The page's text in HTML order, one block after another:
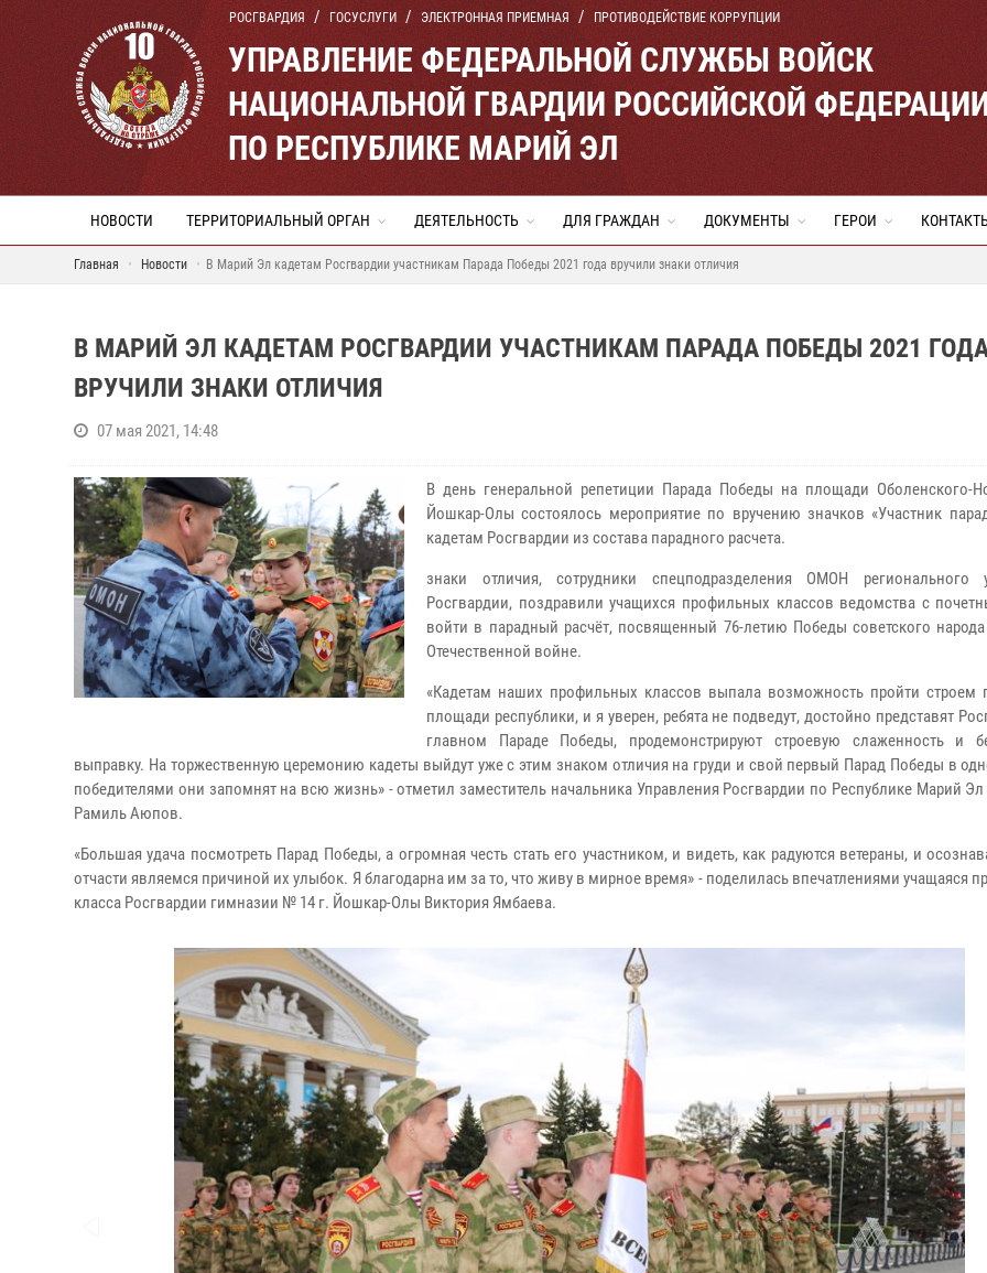
РОСГВАРДИЯ ГОСУСЛУГИ ЭЛЕКТРОННАЯ ПРИЕМНАЯ ПРОТИВОДЕЙСТВИЕ КОРРУПЦИИ
УПРАВЛЕНИЕ ФЕДЕРАЛЬНОЙ СЛУЖБЫ ВОЙСК
НАЦИОНАЛЬНОЙ ГВАРДИИ РОССИЙСКОЙ
ПО РЕСПУБЛИКЕ МАРИЙ ЭЛ
НОВОСТИ ТЕРРИТОРИАЛЬНЫЙ ОРГАН ДЕЯТЕЛЬНОСТЬ ДЛЯ ГРАЖДАН ДОКУМЕНТЫ ГЕРОИ
Главная Новости В Марий Эл кадетам Росгвардии участникам Парада Победы 2021 года вручили знаки отличия
В МАРИЙ ЭЛ КАДЕТАМ РОСГВАРДИИ УЧАСТНИКАМ ПАРАДА ПОБЕДЫ 2021
ВРУЧИЛИ ЗНАКИ ОТЛИЧИЯ
07 мая 2021, 14:48
В день генеральной репетиции Парада Победы на площади Оболенского-
Йошкар-Олы состоялось мероприятие по вручению значков «Участник
кадетам Росгвардии из состава парадного расчета.
знаки отличия, сотрудники спецподразделения ОМОН регионального
Росгвардии, поздравили учащихся профильных классов ведомства с
войти в парадный расчёт, посвященный 76-летию Победы советского
Отечественной войне.
«Кадетам наших профильных классов выпала возможность пройти строем
площади республики, и я уверен, ребята не подведут, достойно представят
главном Параде Победы, продемонстрируют строевую слаженность и
выправку. На торжественную церемонию кадеты выйдут уже с этим знаком отличия на груди и свой первый Парад Победы в
победителями они запомнят на всю жизнь» - отметил заместитель начальника Управления Росгвардии по Республике Марий
Рамиль Аюпов.
«Большая удача посмотреть Парад Победы, а огромная честь стать его участником, и видеть, как радуются ветераны, и
отчасти являемся причиной их улыбок. Я благодарна им за то, что живу в мирное время» - поделилась впечатлениями учащаяся
класса Росгвардии гимназии № 14 г. Йошкар-Олы Виктория Ямбаева.